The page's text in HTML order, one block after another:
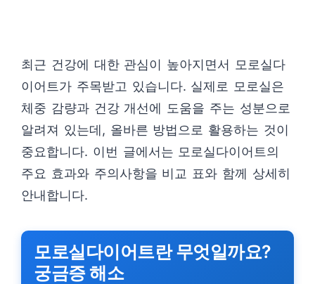
최근 건강에 대한 관심이 높아지면서 모로실다
이어트가 주목받고 있습니다. 실제로 모로실은
체중 감량과 건강 개선에 도움을 주는 성분으로
알려져 있는데, 올바른 방법으로 활용하는 것이
중요합니다. 이번 글에서는 모로실다이어트의
주요 효과와 주의사항을 비교 표와 함께 상세히
안내합니다.
모로실다이어트란 무엇일까요?
궁금증 해소